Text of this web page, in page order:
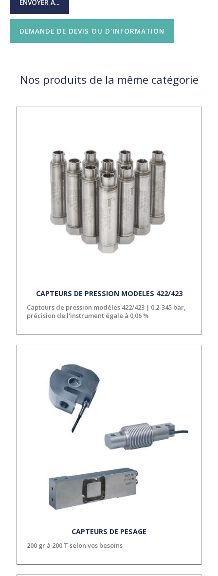
ENVOYER À...
DEMANDE DE DEVIS OU D'INFORMATION
Nos produits de la même catégorie
CAPTEURS DE PRESSION MODELES 422/423
Capteurs de pression modèles 422/423 | 0.2-345 bar,
précision de l'instrument égale à 0,06 %
CAPTEURS DE PESAGE
200 gr à 200 T selon vos besoins